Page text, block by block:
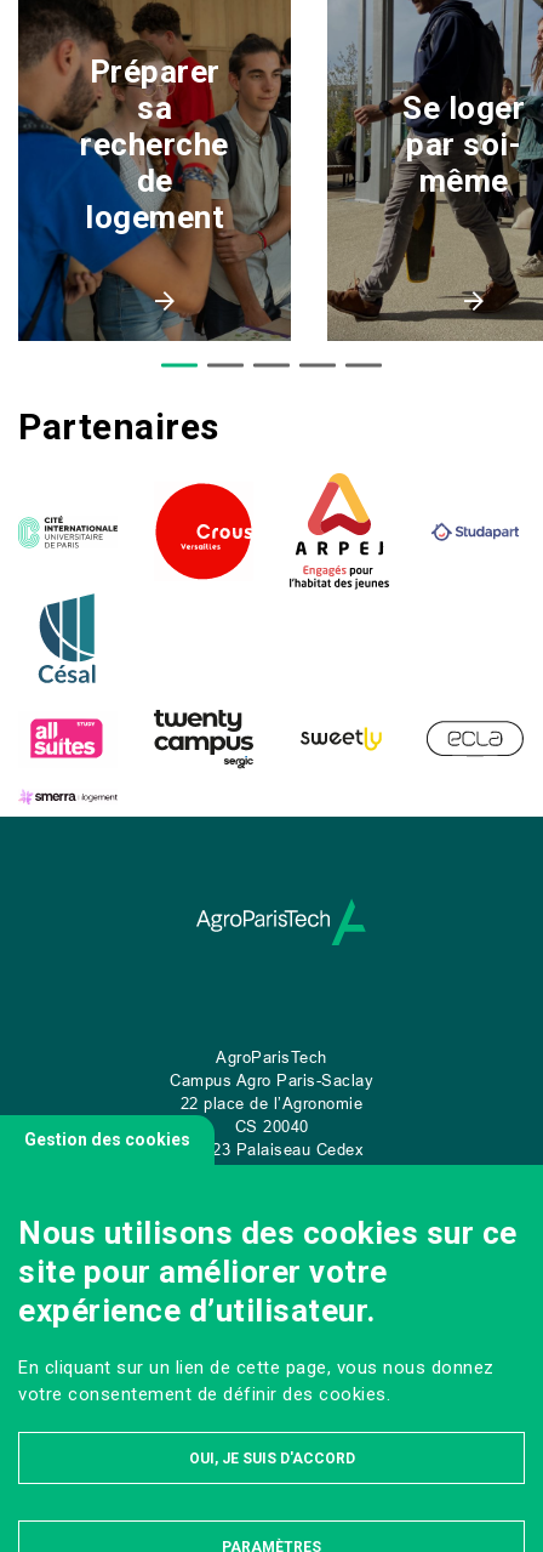
Préparer
sa
recherche
de
logement
Se loger
par soi-
même
Partenaires
AgroParisTech
Campus Agro Paris-Saclay
22 place de l’Agronomie
CS 20040
91 123 Palaiseau Cedex
CONTACT
Gestion des cookies
Nous utilisons des cookies sur ce
site pour améliorer votre
expérience d’utilisateur.
En cliquant sur un lien de cette page, vous nous donnez
votre consentement de définir des cookies.
OUI, JE SUIS D'ACCORD
MASQUER
PARAMÈTRES